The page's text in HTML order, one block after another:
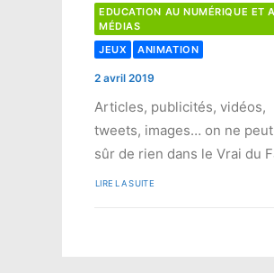
EDUCATION AU NUMÉRIQUE ET
MÉDIAS
JEUX
ANIMATION
2 avril 2019
Articles, publicités, vidéos,
tweets, images… on ne
sûr de rien dans le Vrai du
LIRE LA SUITE